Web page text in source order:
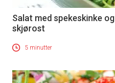
Salat med spekeskinke og
skjørost
5 minutter